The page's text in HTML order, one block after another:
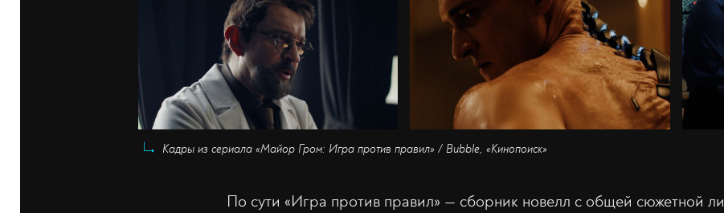
Кадры из сериала «Майор Гром: Игра против правил» / Bubble, «Кинопоиск»
По сути «Игра против правил» — сборник новелл с общей сюжетной